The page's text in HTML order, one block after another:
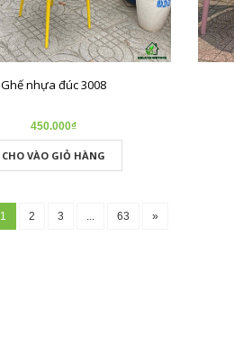
Ghế nhựa đúc 3008
450.000₫
CHO VÀO GIỎ HÀNG
1 2 3 ... 63 »